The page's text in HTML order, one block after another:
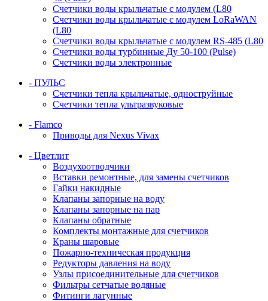
Счетчики воды крыльчатые с модулем (L80
Счетчики воды крыльчатые с модулем LoRaWAN
(L80
Счетчики воды крыльчатые с модулем RS-485 (L80
Счетчики воды турбинные Ду 50-100 (Pulse)
Счетчики воды электронные
- ПУЛЬС
Счетчики тепла крыльчатые, одноструйные
Счетчики тепла ультразвуковые
- Flamco
Приводы для Nexus Vivax
- Цветлит
Воздухоотводчики
Вставки ремонтные, для замены счетчиков
Гайки накидные
Клапаны запорные на воду
Клапаны запорные на пар
Клапаны обратные
Комплекты монтажные для счетчиков
Краны шаровые
Пожарно-техническая продукция
Редукторы давления на воду
Узлы присоединительные для счетчиков
Фильтры сетчатые водяные
Фитинги латунные